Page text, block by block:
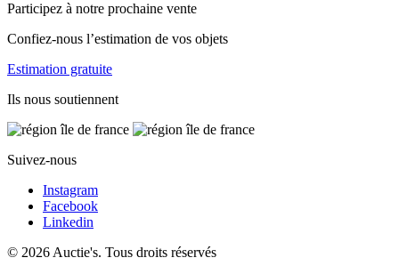
Participez à notre prochaine vente
Confiez-nous l’estimation de vos objets
Estimation gratuite
Ils nous soutiennent
Suivez-nous
Instagram
Facebook
Linkedin
© 2026 Auctie's. Tous droits réservés